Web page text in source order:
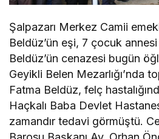
Şalpazarı Merkez Camii
Beldüz’ün eşi, 7 çocuk
Beldüz’ün cenazesi bugün
Geyikli Belen Mezarlığı’nda
Fatma Beldüz, felç
Haçkalı Baba Devlet
zamandır tedavi görmüştü.